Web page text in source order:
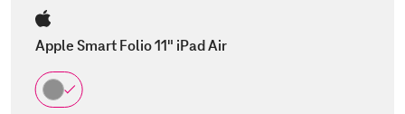
Apple Smart Folio 11" iPad Air